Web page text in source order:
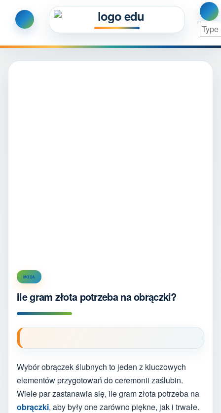
MODA
Ile gram złota potrzeba na obrączki?
Wybór obrączek ślubnych to jeden z kluczowych
elementów przygotowań do ceremonii zaślubin.
Wiele par zastanawia się, ile gram złota potrzeba na
obrączki, aby były one zarówno piękne, jak i trwałe.